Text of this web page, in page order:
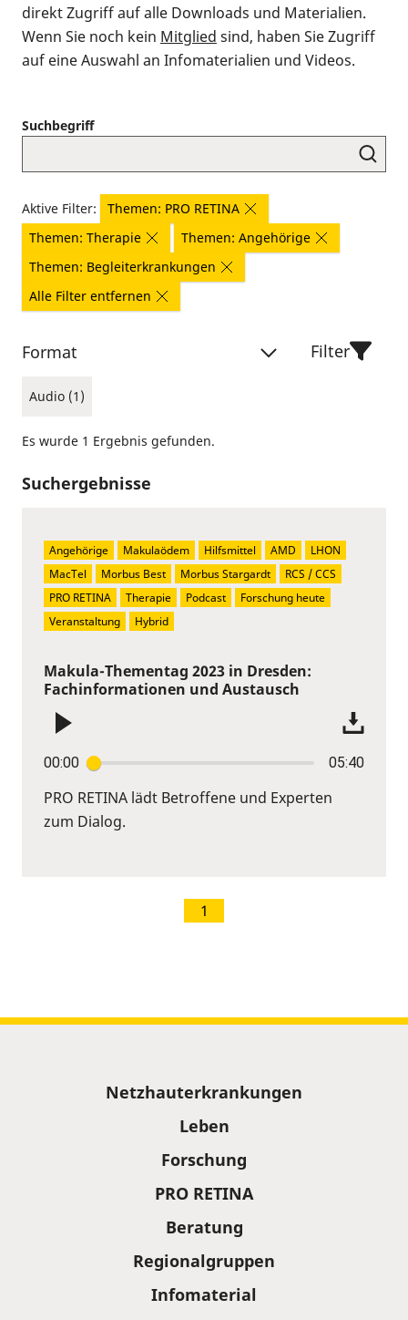
direkt Zugriff auf alle Downloads und Materialien.
Wenn Sie noch kein Mitglied sind, haben Sie Zugriff
auf eine Auswahl an Infomaterialien und Videos.
Suchbegriff
Aktive Filter:
Themen: PRO RETINA
Themen: Therapie
Themen: Angehörige
Themen: Begleiterkrankungen
Alle Filter entfernen
Format
Audio (1)
Filter
Es wurde 1 Ergebnis gefunden.
Suchergebnisse
Makula-Thementag 2023 in Dresden:
Fachinformationen und Austausch
00:00 05:40
PRO RETINA lädt Betroffene und Experten
zum Dialog.
Angehörige Makulaödem Hilfsmittel AMD
LHON
MacTel
Morbus Best Morbus Stargardt
RCS / CCS
PRO RETINA
Therapie Podcast
Forschung heute
Veranstaltung
Hybrid
1
Netzhauterkrankungen
Leben
Forschung
PRO RETINA
Beratung
Regionalgruppen
Infomaterial